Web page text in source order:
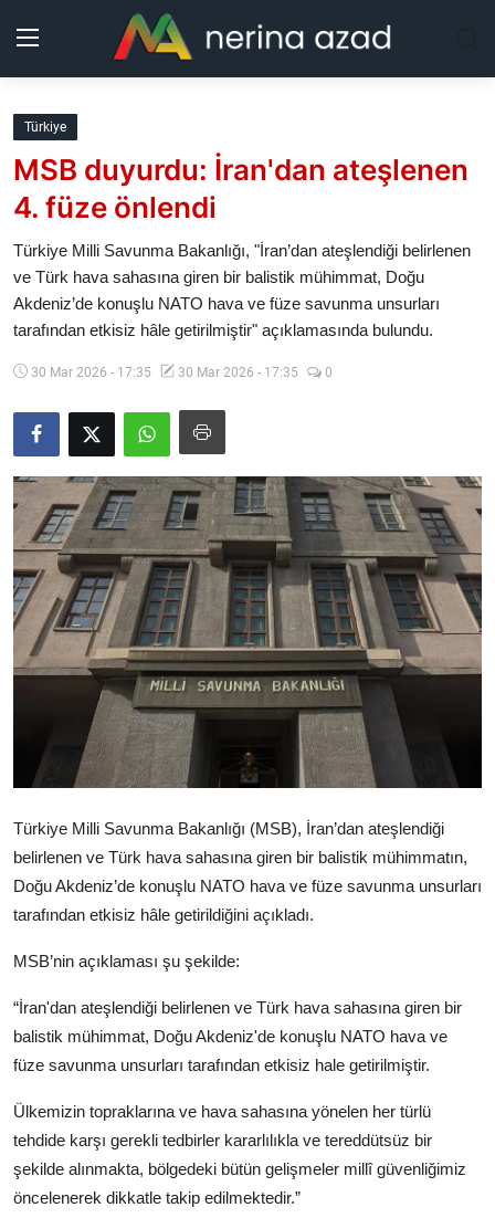
Kurdistan
Bölgeler
Güncel
Analiz
Galeri
Video
Yazarlar
Arşiv
İletişim
Kurdi
Türkiye
MSB duyurdu: İran'dan ateşlenen
4. füze önlendi
Türkiye Milli Savunma Bakanlığı, "İran’dan ateşlendiği belirlenen
ve Türk hava sahasına giren bir balistik mühimmat, Doğu
Akdeniz’de konuşlu NATO hava ve füze savunma unsurları
tarafından etkisiz hâle getirilmiştir" açıklamasında bulundu.
30 Mar 2026 - 17:35 30 Mar 2026 - 17:35 0
Türkiye Milli Savunma Bakanlığı (MSB), İran’dan ateşlendiği
belirlenen ve Türk hava sahasına giren bir balistik mühimmatın,
Doğu Akdeniz’de konuşlu NATO hava ve füze savunma unsurları
tarafından etkisiz hâle getirildiğini açıkladı.
MSB’nin açıklaması şu şekilde:
“İran'dan ateşlendiği belirlenen ve Türk hava sahasına giren bir
balistik mühimmat, Doğu Akdeniz'de konuşlu NATO hava ve
füze savunma unsurları tarafından etkisiz hale getirilmiştir.
Ülkemizin topraklarına ve hava sahasına yönelen her türlü
tehdide karşı gerekli tedbirler kararlılıkla ve tereddütsüz bir
şekilde alınmakta, bölgedeki bütün gelişmeler millî güvenliğimiz
öncelenerek dikkatle takip edilmektedir.”